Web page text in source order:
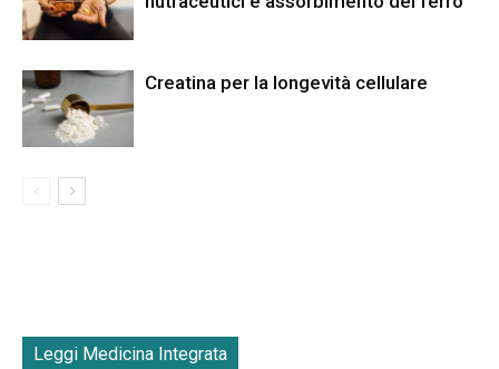
Creatina per la longevità cellulare
Leggi Medicina Integrata